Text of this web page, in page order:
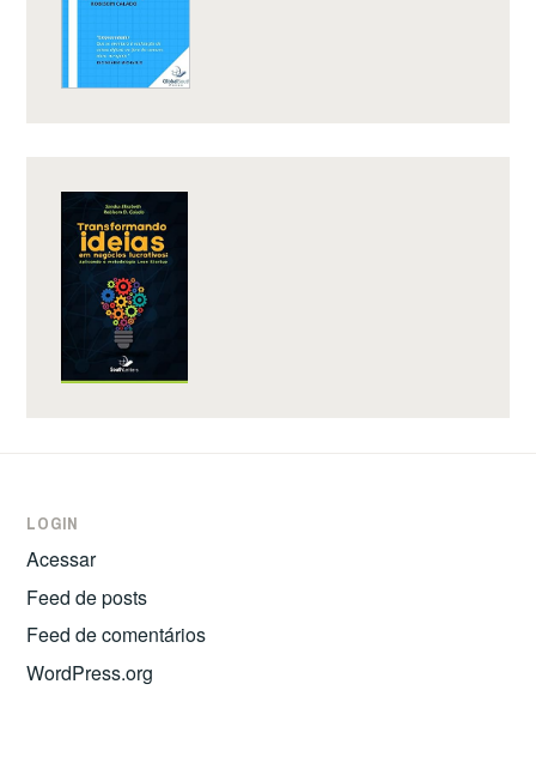
LOGIN
Acessar
Feed de posts
Feed de comentários
WordPress.org